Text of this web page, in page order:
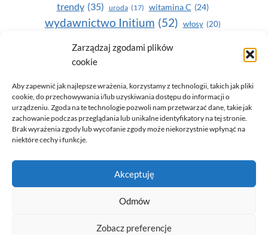
Zarządzaj zgodami plików
cookie
Aby zapewnić jak najlepsze wrażenia, korzystamy z technologii, takich jak pliki
cookie, do przechowywania i/lub uzyskiwania dostępu do informacji o
urządzeniu. Zgoda na te technologie pozwoli nam przetwarzać dane, takie jak
zachowanie podczas przeglądania lub unikalne identyfikatory na tej stronie.
Brak wyrażenia zgody lub wycofanie zgody może niekorzystnie wpłynąć na
niektóre cechy i funkcje.
Akceptuję
Odmów
Zobacz preferencje
trendy (35) uroda (17) witamina C (24)
wydawnictwo Initium (52) włosy (20)
Yasumi(164) zdrowe zęby
zdrowie
© 2026 Only You - portal dla kobiet (uroda, moda, zdrowie)
opracowanie:AZDOBRESTRONY